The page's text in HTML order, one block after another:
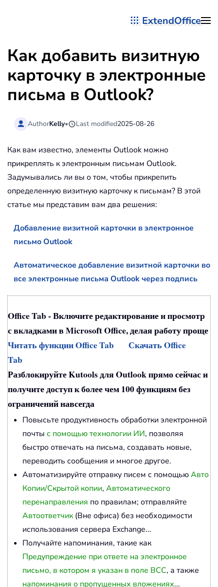
ExtendOffice
Как добавить визитную
карточку в электронные
письма в Outlook?
AuthorKelly• Last modified2025-08-26
Как вам известно, элементы Outlook можно
прикреплять к электронным письмам Outlook.
Задумывались ли вы о том, чтобы прикрепить
определенную визитную карточку к письмам? В этой
статье мы представим вам два решения:
Добавление визитной карточки в электронное
письмо Outlook
Автоматическое добавление визитной карточки во
все электронные письма Outlook через подпись
Office Tab - Включите редактирование и просмотр
с вкладками в Microsoft Office, делая работу проще
Читать функции Office Tab
Скачать Office
Tab
Разблокируйте Kutools для Outlook прямо сейчас и
получите доступ к более чем 100 функциям без
ограничений навсегда
Повысьте продуктивность обработки электронной
почты с помощью технологии ИИ, позволяя
быстро отвечать на письма, создавать новые,
переводить сообщения и многое другое.
Автоматизируйте отправку писем с помощьюАвто
Копии/Скрытой копии, Автоматического
перенаправления по правилам; отправляйте
Автоответчик(Вне офиса) без необходимости
использования сервера Exchange...
Получайте напоминания, такие как
Предупреждение при ответе на электронное
письмо, в котором я указан в поле BCC, а также
напоминания о пропущенных вложениях...